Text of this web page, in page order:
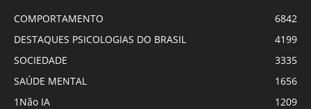
COMPORTAMENTO
6842
DESTAQUES PSICOLOGIAS DO BRASIL
4199
SOCIEDADE
3335
SAÚDE MENTAL
1656
1Não IA
1209